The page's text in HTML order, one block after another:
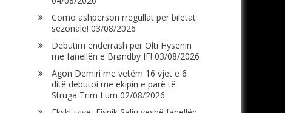
Como ashpërson rregullat për biletat
sezonale! 03/08/2026
Debutim ëndërrash për Olti Hysenin
me fanellën e Brøndby IF! 03/08/2026
Agon Demiri me vetëm 16 vjet e 6
ditë debutoi me ekipin e parë të
Struga Trim Lum 02/08/2026